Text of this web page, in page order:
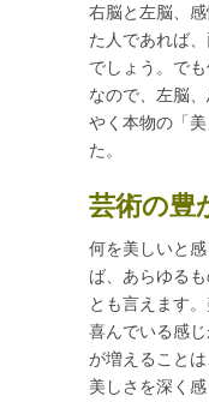
右脳と左脳、
た人であれば
でしょう。で
なので、左脳
やく本物の「
た。
芸術の豊
何を美しいと
ば、あらゆる
とも言えます
喜んでいる感
が増えることは
美しさを深く